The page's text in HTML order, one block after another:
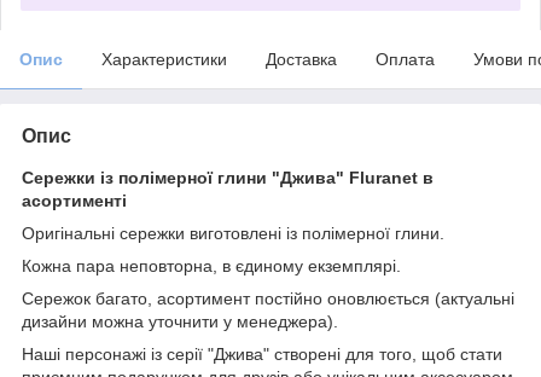
Опис Характеристики Доставка Оплата Умови
Опис
Сережки із полімерної глини "Джива" Fluranet в
асортименті
Оригінальні сережки виготовлені із полімерної глини.
Кожна пара неповторна, в єдиному екземплярі.
Сережок багато, асортимент постійно оновлюється (актуальні
дизайни можна уточнити у менеджера).
Наші персонажі із серії "Джива" створені для того, щоб стати